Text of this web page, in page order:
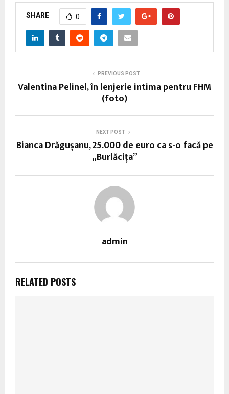
SHARE 0
PREVIOUS POST
Valentina Pelinel, în lenjerie intima pentru FHM
(foto)
NEXT POST
Bianca Drăgușanu, 25.000 de euro ca s-o facă pe
„Burlăciţa”
admin
RELATED POSTS